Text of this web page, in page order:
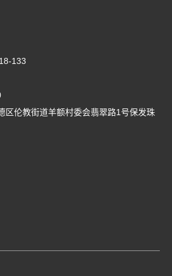
133
区伦教街道羊额村委会翡翠路1号保发珠